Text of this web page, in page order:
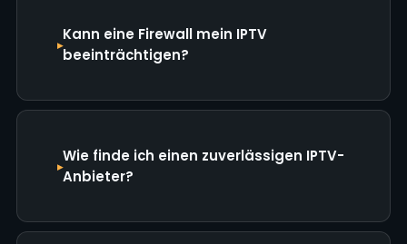
Kann eine Firewall mein IPTV
beeinträchtigen?
Wie finde ich einen zuverlässigen IPTV-
Anbieter?